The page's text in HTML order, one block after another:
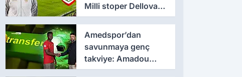
Milli stoper Dellova
imza için Türkiye'ye
geldi
Amedspor’dan
savunmaya genç
takviye: Amadou
Cissé ile 3 yıllık